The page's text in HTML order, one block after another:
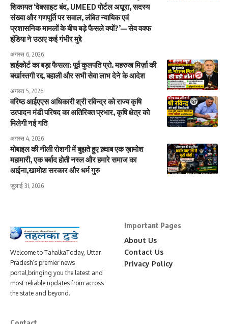
शिकायत ‘वेबसाइट बंद, UMEED पोर्टल अधूरा, सदस्य
संख्या और गणपूर्ति पर सवाल, लंबित न्यायिक एवं
प्रशासनिक मामलों के बीच बड़े फैसले क्यों?’— सेव वक्फ
इंडिया ने उठाए कई गंभीर मुद्दे
अगस्त 6, 2026
हाईकोर्ट का बड़ा फैसला: पूर्व कुलपति प्रो. महरुख मिर्ज़ा की
बर्खास्तगी रद्द, बहाली और सभी सेवा लाभ देने के आदेश
अगस्त 5, 2026
वरिष्ठ आईएएस अधिकारी श्री रविन्द्र को राज्य कृषि
उत्पादन मंडी परिषद का अतिरिक्त प्रभार, कृषि क्षेत्र को
मिलेगी नई गति
अगस्त 4, 2026
मोबाइल की नीली रोशनी में बुझते हुए ख़्वाब एक ख़ामोश
महामारी, एक बर्बाद होती नस्ल और हमारे समाज का
आईना,खामोश सरकार और धर्म गुरु
जुलाई 31, 2026
Welcome to TahalkaToday, Uttar
Pradesh’s premier news
portal,bringing you the latest and
most reliable updates from across
the state and beyond.
Important Pages
About Us
Contact Us
Privacy Policy